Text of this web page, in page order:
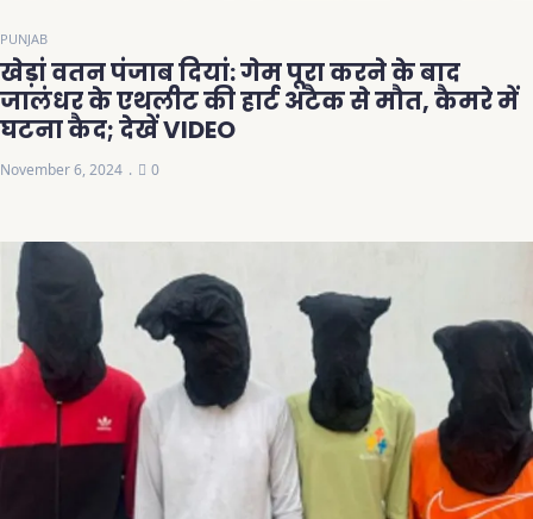
PUNJAB
खेड़ां वतन पंजाब दियां: गेम पूरा करने के बाद
जालंधर के एथलीट की हार्ट अटैक से मौत, कैमरे में
घटना कैद; देखें VIDEO
November 6, 2024 0